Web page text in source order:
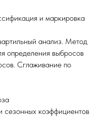
и маркировка
анализ. Метод
определения выбросов
Сглаживание по
сезонных коэффициентов